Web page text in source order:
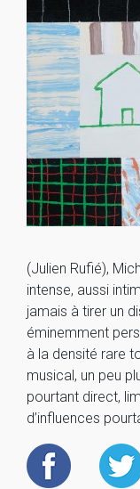
(Julien Rufié),
intense, aussi
jamais à tirer un
éminemment
à la densité rare
musical, un peu
pourtant direct,
d’influences